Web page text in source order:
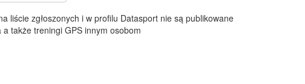
liście zgłoszonych i w profilu Datasport nie są publikowane
a także treningi GPS innym osobom